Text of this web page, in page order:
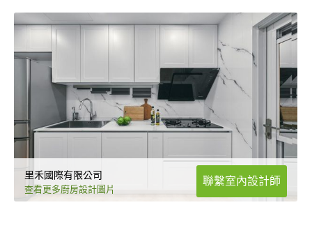
里禾國際有限公司
查看更多廚房設計圖片
聯繫室內設計師